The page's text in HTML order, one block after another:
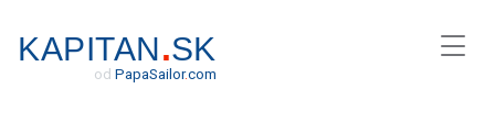
KAPITAN.SK
od PapaSailor.com